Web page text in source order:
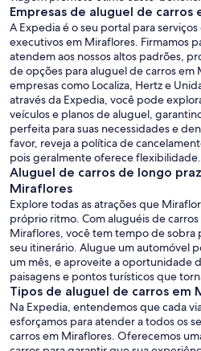
Empresas de aluguel de carros
A Expedia é o seu portal para
executivos em Miraflores. Firmamos
atendem aos nossos altos padrões,
de opções para aluguel de carros em
empresas como Localiza, Hertz e
através da Expedia, você pode
veículos e planos de aluguel,
perfeita para suas necessidades e
favor, reveja a política de
pois geralmente oferece flexibilidade.
Aluguel de carros de longo
Miraflores
Explore todas as atrações que
próprio ritmo. Com aluguéis de
Miraflores, você tem tempo de sobra
seu itinerário. Alugue um automóvel
um mês, e aproveite a oportunidade
paisagens e pontos turísticos que
Tipos de aluguel de carros em
Na Expedia, entendemos que cada
esforçamos para atender a todos os
carros em Miraflores. Oferecemos